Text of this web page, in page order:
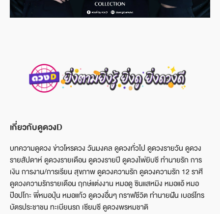
เกี่ยวกับดูดวงD
บทความดูดวง ข่าวโหรดวง วันมงคล ดูดวงทั่วไป ดูดวงรายวัน ดูดวง
รายสัปดาห์ ดูดวงรายเดือน ดูดวงรายปี ดูดวงไพ่ยิบซี ทำนายรัก การ
เงิน การงาน/การเรียน สุขภาพ ดูดวงความรัก ดูดวงความรัก 12 ราศี
ดูดวงความรักรายเดือน ฤกษ์แต่งงาน หมอดู ซินแสหมิง หมอแอ้ หมอ
ป๊อปโกะ พี่หมอปุ่น หมอแก้ว ดูดวงอื่นๆ กราฟชีวิต ทำนายฝัน เบอร์โทร
บัตรประชาชน ทะเบียนรถ เซียมซี ดูดวงพรหมชาติ